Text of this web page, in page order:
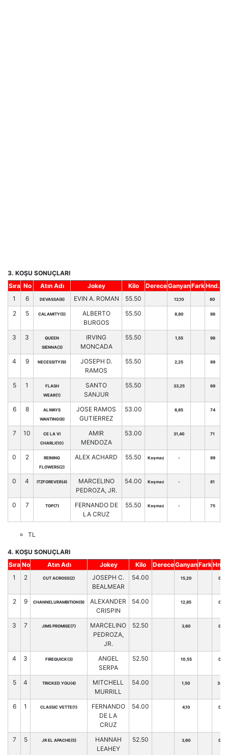
3. KOŞU SONUÇLARI
Sıra No Atın Adı Jokey Kilo DereceGanyanFarkHnd.
1
6 DEVASSA(6) EVIN A. ROMAN 55.50 12,10 80
2 5 CALAMITY(5)
ALBERTO
BURGOS
55.50 8,80 86
3 3
QUEEN
SIENNA(3)
IRVING
MONCADA
55.50 1,55 98
4 9 NECESSITY(9)
JOSEPH D.
RAMOS
55.50 2,25 89
5 1
FLASH
WEAR(1)
SANTO
SANJUR
55.50 33,25 69
6 8
ALWAYS
WANTING(8)
JOSE RAMOS
GUTIERREZ
53.00 6,85 74
7 10
CE LA VI
CHARLI(10)
AMIR
MENDOZA
53.00 31,40 71
0 2
REINING
FLOWERS(2)
ALEX ACHARD 55.50 Koşmaz - 89
0 4 ITZFOREVER(4)
MARCELINO
PEDROZA, JR.
54.00 Koşmaz - 81
0 7 TOP(7)
FERNANDO DE
LA CRUZ
55.50 Koşmaz - 75
TL
4. KOŞU SONUÇLARI
Sıra No Atın Adı Jokey Kilo DereceGanyanFarkHnd.
1
2 CUT ACROSS(2)
JOSEPH C.
BEALMEAR
54.00 15,20 0
2 9 CHANNELURAMBITION(9)
ALEXANDER
CRISPIN
54.00 12,85 0
3 7 JIMS PROMISE(7)
MARCELINO
PEDROZA,
JR.
52.50 3,60 0
4 3 FIREQUICK(3)
ANGEL
SERPA
52.50 10,55 0
5 4 TRICKED YOU(4)
MITCHELL
MURRILL
54.00 1,50 34
6 1 CLASSIC VETTE(1)
FERNANDO
DE LA
CRUZ
54.00 4,10 0
7 5 JR EL APACHE(5)
HANNAH
LEAHEY
52.50 3,60 0